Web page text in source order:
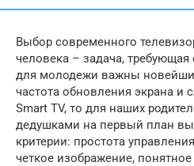
Выбор современного
человека – задача, требующая
для молодежи важны
частота обновления экрана
Smart TV, то для наших
дедушками на первый план
критерии: простота
четкое изображение,